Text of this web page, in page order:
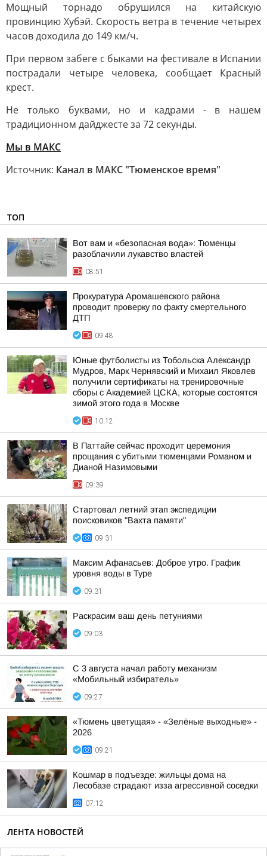
Мощный торнадо обрушился на китайскую
провинцию Хубэй. Скорость ветра в течение четырех
часов доходила до 149 км/ч.
При первом забеге с быками на фестивале в Испании
пострадали четыре человека, сообщает Красный
крест.
Не только буквами, но и кадрами - в нашем
традиционном дайджесте за 72 секунды.
Мы в MAКС
Источник: Канал в МАКС "Тюменское время"
ТОП
Вот вам и «безопасная вода»: Тюменцы
разоблачили лукавство властей
08:51
Прокуратура Аромашевского района
проводит проверку по факту смертельного
ДТП
09:48
Юные футболисты из Тобольска Александр
Мудров, Марк Чернявский и Михаил Яковлев
получили сертификаты на тренировочные
сборы с Академией ЦСКА, которые состоятся
зимой этого года в Москве
10:12
В Паттайе сейчас проходит церемония
прощания с убитыми тюменцами Романом и
Дианой Назимовыми
09:39
Стартовал летний этап экспедиции
поисковиков "Вахта памяти"
09:31
Максим Афанасьев: Доброе утро. График
уровня воды в Туре
09:31
Раскрасим ваш день петуниями
09:03
С 3 августа начал работу механизм
«Мобильный избиратель»
09:27
«Тюмень цветущая» - «Зелёные выходные» -
2026
09:21
Кошмар в подъезде: жильцы дома на
Лесобазе страдают изза агрессивной соседки
07:12
ЛЕНТА НОВОСТЕЙ